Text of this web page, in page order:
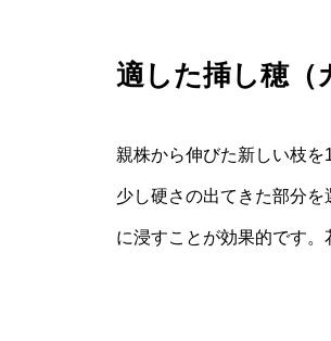
適した挿し穂（
親株から伸びた新しい枝を
少し硬さの出てきた部分
に浸すことが効果的です。